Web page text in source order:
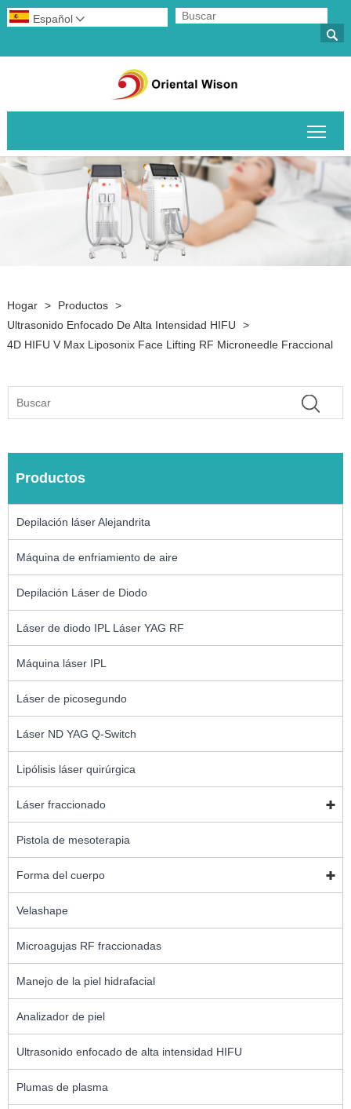

Español 
Hogar > Productos >
Ultrasonido Enfocado De Alta Intensidad HIFU
>
4D HIFU V Max Liposonix Face Lifting RF Microneedle Fraccional
Productos
Depilación láser Alejandrita
Máquina de enfriamiento de aire
Depilación Láser de Diodo
Láser de diodo IPL Láser YAG RF
Máquina láser IPL
Láser de picosegundo
Láser ND YAG Q-Switch
Lipólisis láser quirúrgica
Láser fraccionado
Pistola de mesoterapia
Forma del cuerpo
Velashape
Microagujas RF fraccionadas
Manejo de la piel hidrafacial
Analizador de piel
Ultrasonido enfocado de alta intensidad HIFU
Plumas de plasma